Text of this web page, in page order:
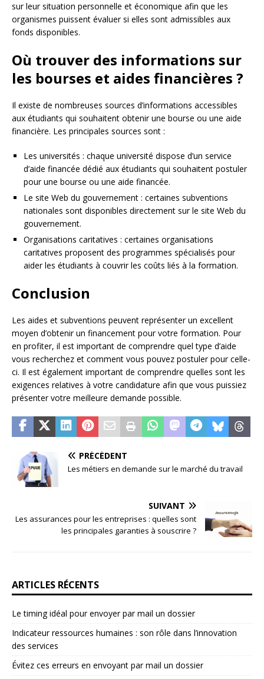
sur leur situation personnelle et économique afin que les
organismes puissent évaluer si elles sont admissibles aux
fonds disponibles.
Où trouver des informations sur
les bourses et aides financières ?
Il existe de nombreuses sources d’informations accessibles
aux étudiants qui souhaitent obtenir une bourse ou une aide
financière. Les principales sources sont :
Les universités : chaque université dispose d’un service
d’aide financée dédié aux étudiants qui souhaitent postuler
pour une bourse ou une aide financée.
Le site Web du gouvernement : certaines subventions
nationales sont disponibles directement sur le site Web du
gouvernement.
Organisations caritatives : certaines organisations
caritatives proposent des programmes spécialisés pour
aider les étudiants à couvrir les coûts liés à la formation.
Conclusion
Les aides et subventions peuvent représenter un excellent
moyen d’obtenir un financement pour votre formation. Pour
en profiter, il est important de comprendre quel type d’aide
vous recherchez et comment vous pouvez postuler pour celle-
ci. Il est également important de comprendre quelles sont les
exigences relatives à votre candidature afin que vous puissiez
présenter votre meilleure demande possible.
PRÉCÉDENT
Les métiers en demande sur le marché du travail
SUIVANT
Les assurances pour les entreprises : quelles sont
les principales garanties à souscrire ?
ARTICLES RÉCENTS
Le timing idéal pour envoyer par mail un dossier
Indicateur ressources humaines : son rôle dans l’innovation
des services
Évitez ces erreurs en envoyant par mail un dossier